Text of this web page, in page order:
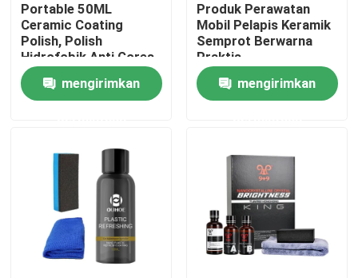
Video
Portable 50ML
Ceramic Coating
Polish, Polish
Hidrofobik Anti Gores
Tidak Beracun
mengirimkan
Produk Perawatan
Mobil Pelapis Keramik
Semprot Berwarna
Praktis
mengirimkan